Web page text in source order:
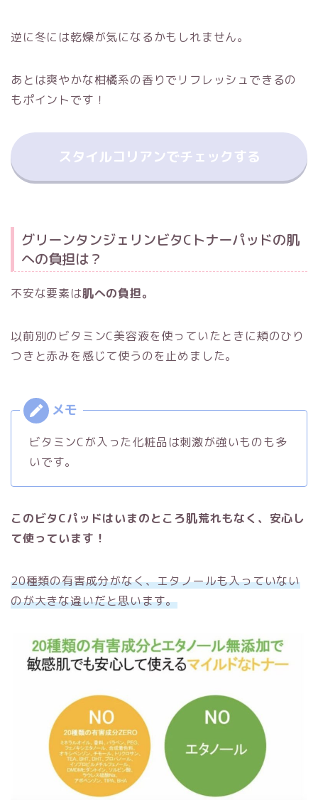
逆に冬には乾燥が気になるかもしれません。
あとは爽やかな柑橘系の香りでリフレッシュできるの
もポイントです！
スタイルコリアンでチェックする
グリーンタンジェリンビタCトナーパッドの肌
への負担は？
不安な要素は肌への負担。
以前別のビタミンC美容液を使っていたときに頬のひり
つきと赤みを感じて使うのを止めました。
ビタミンCが入った化粧品は刺激が強いものも多
いです。
このビタCパッドはいまのところ肌荒れもなく、安心し
て使っています！
20種類の有害成分がなく、エタノールも入っていない
のが大きな違いだと思います。